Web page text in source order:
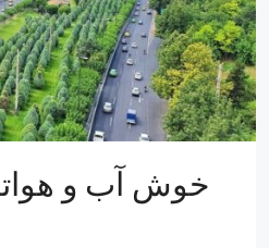
خوش آب و